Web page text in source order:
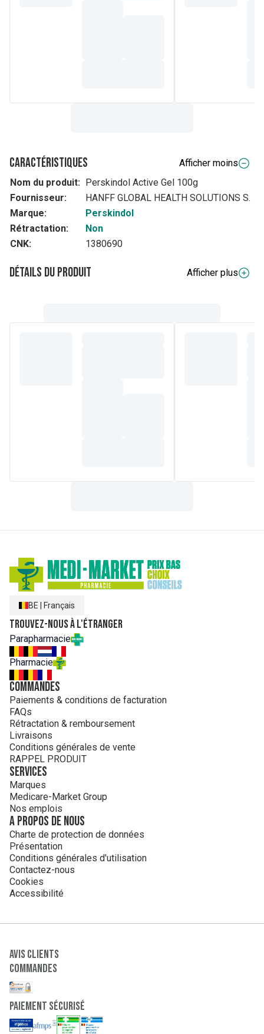
Caractéristiques
Afficher moins
Nom du produit: Perskindol Active Gel 100g
Fournisseur:
HANFF GLOBAL HEALTH SOLUTIONS S.
Marque:
Perskindol
Rétractation:
Non
CNK:
1380690
Détails du produit
Afficher plus
(free of furocumarin) Lemon Oil 1,mg Rosemary Oil ,6mg
BE Français
Trouvez-nous à l'étranger
Parapharmacie
Pharmacie
Commandes
Paiements & conditions de facturation
FAQs
Rétractation & remboursement
Livraisons
Conditions générales de vente
RAPPEL PRODUIT
Services
Marques
Medicare-Market Group
Nos emplois
A propos de nous
Charte de protection de données
Présentation
Conditions générales d'utilisation
Contactez-nous
Cookies
Accessibilité
Avis clients
Commandes
paiement sécurisé